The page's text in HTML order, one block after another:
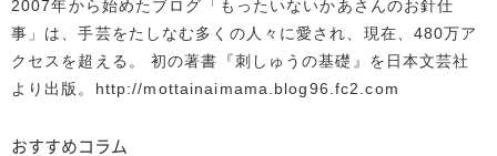
2007年から始めたブログ「もったいないかあさんのお針仕
事」は、手芸をたしなむ多くの人々に愛され、現在、480万ア
クセスを超える。 初の著書『刺しゅうの基礎』を日本文芸社
より出版。http://mottainaimama.blog96.fc2.com
おすすめコラム